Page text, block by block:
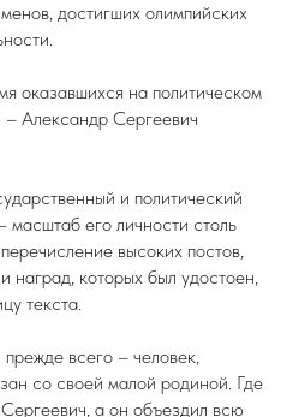
достигших олимпийских
оказавшихся на политическом
– Александр Сергеевич
и политический
масштаб его личности столь
высоких постов,
наград, которых был удостоен,
текста.
всего – человек,
со своей малой родиной. Где
а он объездил всю